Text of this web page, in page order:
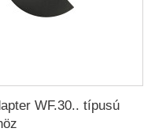
WF.30.. típusú